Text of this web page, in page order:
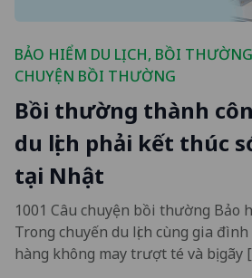
BẢO HIỂM DU LỊCH, BỒI
CHUYỆN BỒI THƯỜNG
Bồi thường thành
du lịch phải kết thúc
tại Nhật
1001 Câu chuyện bồi thường Bảo
Trong chuyến du lịch cùng gia
hàng không may trượt té và bị gãy